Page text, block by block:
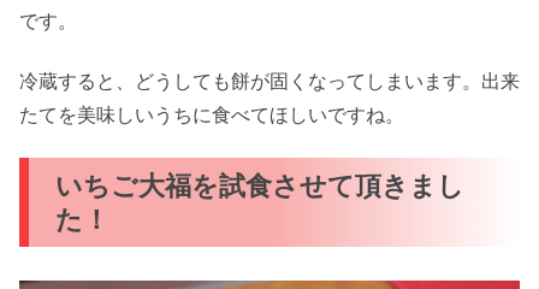
です。
冷蔵すると、どうしても餅が固くなってしまいます。出来
たてを美味しいうちに食べてほしいですね。
いちご大福を試食させて頂きまし
た！